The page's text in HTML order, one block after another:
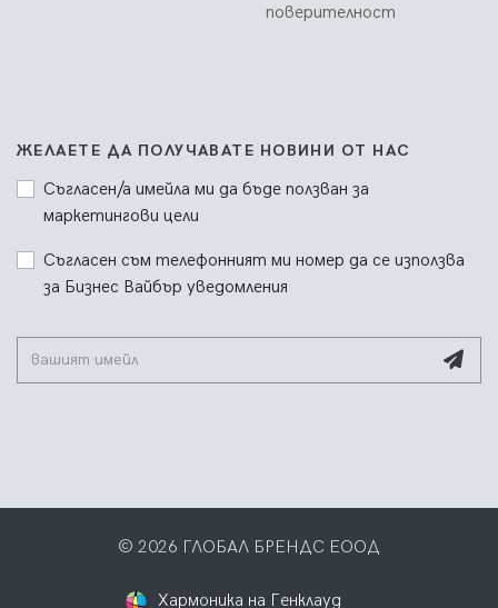
поверителност
ЖЕЛАЕТЕ ДА ПОЛУЧАВАТЕ НОВИНИ ОТ НАС
Съгласен/а имейла ми да бъде ползван за
маркетингови цели
Съгласен съм телефонният ми номер да се използва
за Бизнес Вайбър уведомления
© 2026 ГЛОБАЛ БРЕНДС ЕООД
Хармоника на Генклауд